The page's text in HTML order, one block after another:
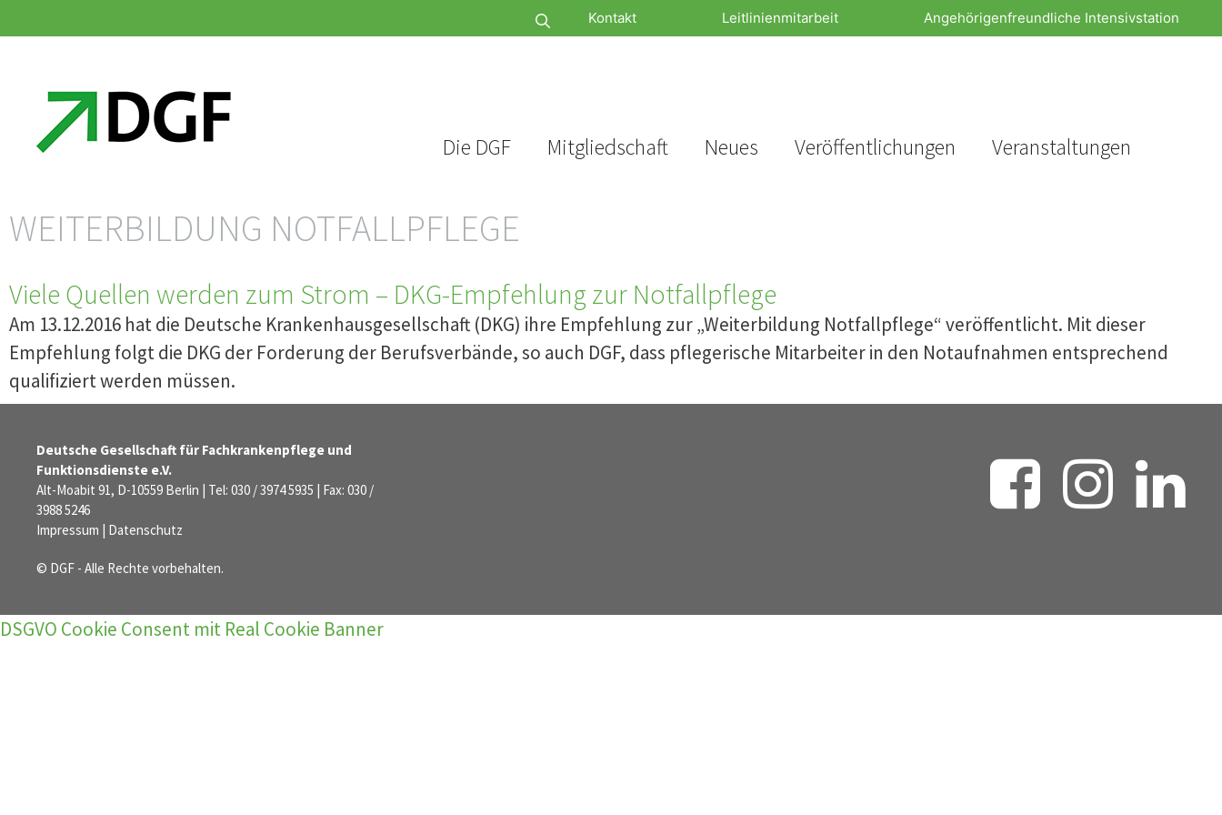
Inhalt
Inhalt
Kontakt Leitlinienmitarbeit Angehörigenfreundliche Intensivstation
Die DGF Mitgliedschaft Neues Veröffentlichungen Veranstaltungen
WEITERBILDUNG NOTFALLPFLEGE
Viele Quellen werden zum Strom – DKG-Empfehlung zur Notfallpflege
Am 13.12.2016 hat die Deutsche Krankenhausgesellschaft (DKG) ihre Empfehlung zur „Weiterbildung Notfallpflege“ veröffentlicht. Mit dieser
Empfehlung folgt die DKG der Forderung der Berufsverbände, so auch DGF, dass pflegerische Mitarbeiter in den Notaufnahmen entsprechend
qualifiziert werden müssen.
Deutsche Gesellschaft für Fachkrankenpflege und
Funktionsdienste e.V.
Alt-Moabit 91, D-10559 Berlin | Tel: 030 / 3974 5935 | Fax: 030 /
3988 5246
Impressum
Datenschutz
© DGF - Alle Rechte vorbehalten.
DSGVO Cookie Consent mit Real Cookie Banner